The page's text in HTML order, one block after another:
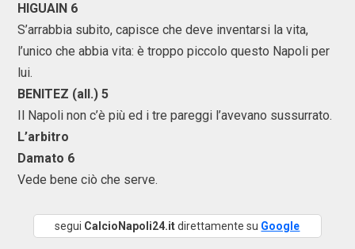
HIGUAIN 6
S’arrabbia subito, capisce che deve inventarsi la vita,
l’unico che abbia vita: è troppo piccolo questo Napoli per
lui.
BENITEZ (all.) 5
Il Napoli non c’è più ed i tre pareggi l’avevano sussurrato.
L’arbitro
Damato 6
Vede bene ciò che serve.
segui CalcioNapoli24.itdirettamente su Google